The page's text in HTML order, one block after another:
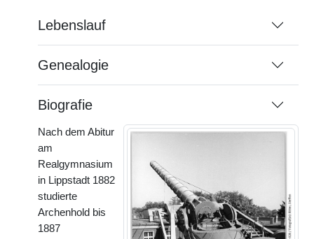
Lebenslauf
Genealogie
Biografie
Nach dem Abitur
am
Realgymnasium
in Lippstadt 1882
studierte
Archenhold bis
1887